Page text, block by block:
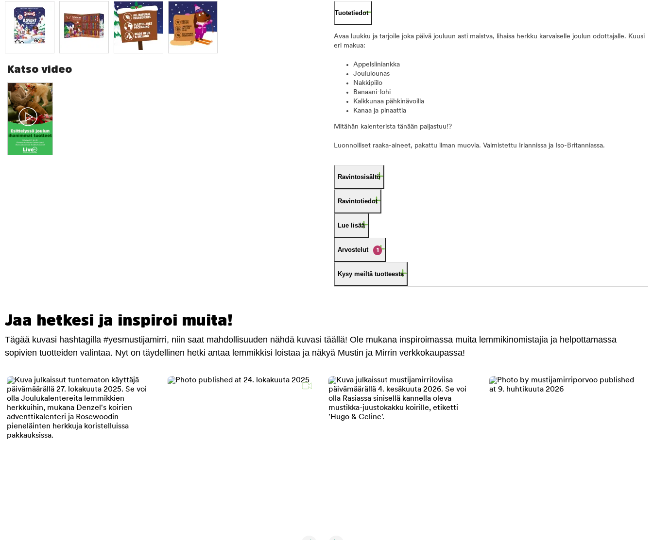
Katso video
Tuotetiedot
Avaa luukku ja tarjoile joka päivä jouluun asti maistva, lihaisa herkku karvaiselle joulun odottajalle. Kuusi
eri makua:
Appelsiiniankka
Joululounas
Nakkipiilo
Banaani-lohi
Kalkkunaa pähkinävoilla
Kanaa ja pinaattia
Mitähän kalenterista tänään paljastuu!?
Luonnolliset raaka-aineet, pakattu ilman muovia. Valmistettu Irlannissa ja Iso-Britanniassa.
Ravintosisältö
Ravintotiedot
Lue lisää
Arvostelut 1
Kysy meiltä tuotteesta
Jaa hetkesi ja inspiroi muita!
Tägää kuvasi hashtagilla #yesmustijamirri, niin saat mahdollisuuden nähdä kuvasi täällä! Ole mukana inspiroimassa muita lemmikinomistajia ja helpottamassa
sopivien tuotteiden valintaa. Nyt on täydellinen hetki antaa lemmikkisi loistaa ja näkyä Mustin ja Mirrin verkkokaupassa!